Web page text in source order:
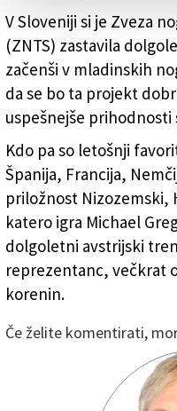
V Sloveniji si je Zveza
(ZNTS) zastavila
začenši v mladinskih
da se bo ta projekt
uspešnejše
Kdo pa so letošnji
Španija, Francija,
priložnost Nizozemski,
katero igra Michael
dolgoletni avstrijski
reprezentanc, večkrat
korenin.
Če želite komentirati,